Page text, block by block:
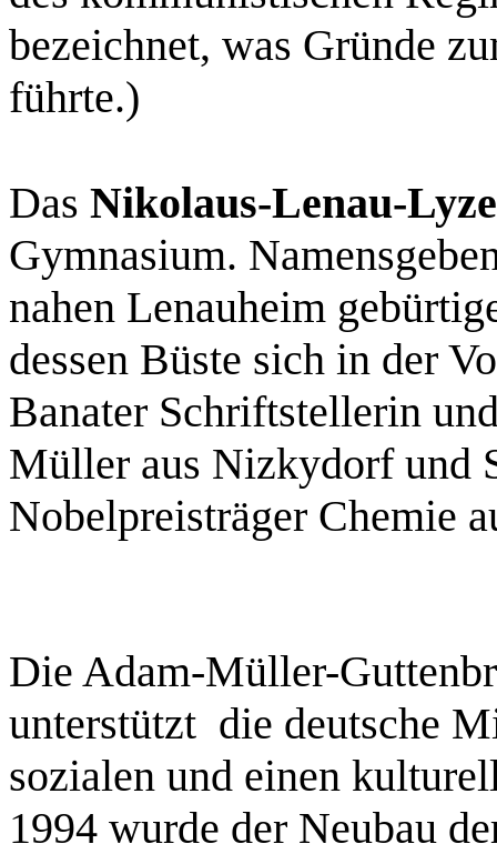
bezeichnet, was Gründe
führte.)
Das Nikolaus-Lenau-
Gymnasium.
nahen Lenauheim
dessen Büste sich in der
Banater Schriftstellerin
Müller aus Nizkydorf und
Nobelpreisträger Chemie
Die Adam-Müller-
unterstützt die deutsche
sozialen und einen
1994 wurde der Neubau